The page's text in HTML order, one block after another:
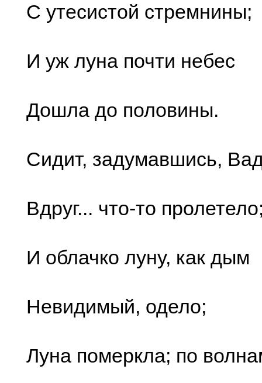
С утесистой стремнины;
И уж луна почти небес
Дошла до половины.
Сидит, задумавшись,
Вдруг... что-то
И облачко луну, как дым
Невидимый, одело;
Луна померкла; по